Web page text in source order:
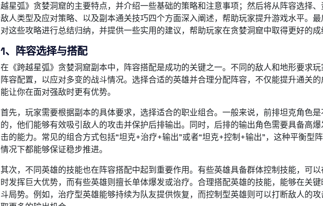
越星弧》贪婪洞窟的主要特点，并介绍一些基础的策略和注意事项；然后将从阵容选择、
敌人类型及应对策略、以及副本通关技巧四个方面深入阐述，帮助玩家提升游戏水平。
对这些攻略进行总结归纳，并提供一些实用的建议，帮助玩家在贪婪洞窟中取得更好的成
1、阵容选择与搭配
在《跨越星弧》贪婪洞窟副本中，阵容搭配是成功的关键之一。不同的敌人和地形要求
阵容配置，以应对多变的战斗情况。选择合适的英雄并合理分配阵容，不仅能提升通关
能让你在面对强敌时更有优势。
首先，玩家需要根据副本的具体要求，选择适合的职业组合。一般来说，前排坦克角色
的，他们能够有效吸引敌人的攻击并保护后排输出。同时，后排的输出角色需要具备高
击的能力。常见的组合方式包括“坦克+治疗+输出”或者“坦克+控制+输出”，这种平衡型
情况下都能够保证稳步推进。
其次，不同英雄的技能也在阵容搭配中起到重要作用。有些英雄具备群体控制技能，可
时发挥巨大优势，而有些英雄则擅长单体爆发或治疗。合理搭配英雄的技能，能够在关
斗局势。例如，治疗型英雄能够持续为队友提供恢复，而控制型英雄则可以打断敌人的